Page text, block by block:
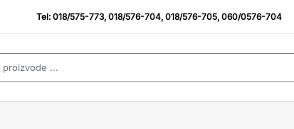
Tel:018/575-773,018/576-704,018/576-705,060/0576-704